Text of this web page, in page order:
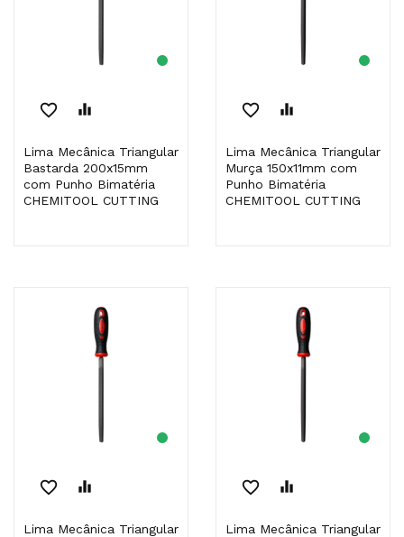
favorite_border equalizer
Lima Mecânica Triangular
Bastarda 200x15mm
com Punho Bimatéria
CHEMITOOL CUTTING
favorite_border equalizer
Lima Mecânica Triangular
Murça 150x11mm com
Punho Bimatéria
CHEMITOOL CUTTING
favorite_border equalizer
Lima Mecânica Triangular
favorite_border equalizer
Lima Mecânica Triangular